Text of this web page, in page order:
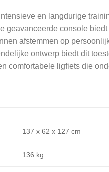
en langdurige
geavanceerde console
afstemmen op
ontwerp biedt dit
comfortabele ligfiets die
137 x 62 x 127 cm
136 kg